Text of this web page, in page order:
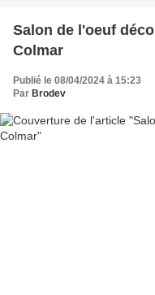
Salon de l'oeuf
Colmar
Publié le 08/04/2024 à 15:23
Par Brodev